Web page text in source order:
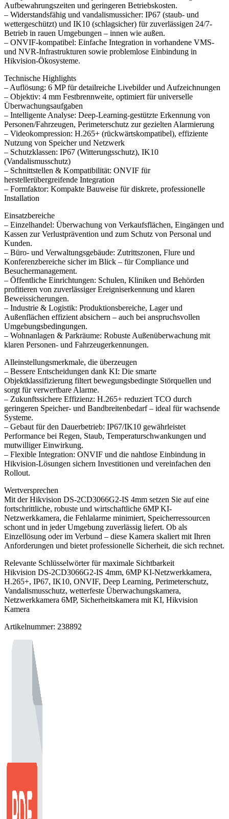
Aufbewahrungszeiten und geringeren Betriebskosten.
– Widerstandsfähig und vandalismussicher: IP67 (staub- und
wettergeschützt) und IK10 (schlagsicher) für zuverlässigen 24/7-
Betrieb in rauen Umgebungen – innen wie außen.
– ONVIF-kompatibel: Einfache Integration in vorhandene VMS-
und NVR-Infrastrukturen sowie problemlose Einbindung in
Hikvision-Ökosysteme.
Technische Highlights
– Auflösung: 6 MP für detailreiche Livebilder und Aufzeichnungen
– Objektiv: 4 mm Festbrennweite, optimiert für universelle
Überwachungsaufgaben
– Intelligente Analyse: Deep-Learning-gestützte Erkennung von
Personen/Fahrzeugen, Perimeterschutz zur gezielten Alarmierung
– Videokompression: H.265+ (rückwärtskompatibel), effiziente
Nutzung von Speicher und Netzwerk
– Schutzklassen: IP67 (Witterungsschutz), IK10
(Vandalismusschutz)
– Schnittstellen & Kompatibilität: ONVIF für
herstellerübergreifende Integration
– Formfaktor: Kompakte Bauweise für diskrete, professionelle
Installation
Einsatzbereiche
– Einzelhandel: Überwachung von Verkaufsflächen, Eingängen und
Kassen zur Verlustprävention und zum Schutz von Personal und
Kunden.
– Büro- und Verwaltungsgebäude: Zutrittszonen, Flure und
Konferenzbereiche sicher im Blick – für Compliance und
Besuchermanagement.
– Öffentliche Einrichtungen: Schulen, Kliniken und Behörden
profitieren von zuverlässiger Ereigniserkennung und klaren
Beweissicherungen.
– Industrie & Logistik: Produktionsbereiche, Lager und
Außenflächen effizient absichern – auch bei anspruchsvollen
Umgebungsbedingungen.
– Wohnanlagen & Parkräume: Robuste Außenüberwachung mit
klaren Personen- und Fahrzeugerkennungen.
Alleinstellungsmerkmale, die überzeugen
– Bessere Entscheidungen dank KI: Die smarte
Objektklassifizierung filtert bewegungsbedingte Störquellen und
sorgt für verwertbare Alarme.
– Zukunftssichere Effizienz: H.265+ reduziert TCO durch
geringeren Speicher- und Bandbreitenbedarf – ideal für wachsende
Systeme.
– Gebaut für den Dauerbetrieb: IP67/IK10 gewährleistet
Performance bei Regen, Staub, Temperaturschwankungen und
mutwilliger Einwirkung.
– Flexible Integration: ONVIF und die nahtlose Einbindung in
Hikvision-Lösungen sichern Investitionen und vereinfachen den
Rollout.
Wertversprechen
Mit der Hikvision DS-2CD3066G2-IS 4mm setzen Sie auf eine
fortschrittliche, robuste und wirtschaftliche 6MP KI-
Netzwerkkamera, die Fehlalarme minimiert, Speicherressourcen
schont und in jeder Umgebung zuverlässig liefert. Ob als
Einzellösung oder im Verbund – diese Kamera skaliert mit Ihren
Anforderungen und bietet professionelle Sicherheit, die sich rechnet.
Relevante Schlüsselwörter für maximale Sichtbarkeit
Hikvision DS-2CD3066G2-IS 4mm, 6MP KI-Netzwerkkamera,
H.265+, IP67, IK10, ONVIF, Deep Learning, Perimeterschutz,
Vandalismusschutz, wetterfeste Überwachungskamera,
Netzwerkkamera 6MP, Sicherheitskamera mit KI, Hikvision
Kamera
Artikelnummer: 238892